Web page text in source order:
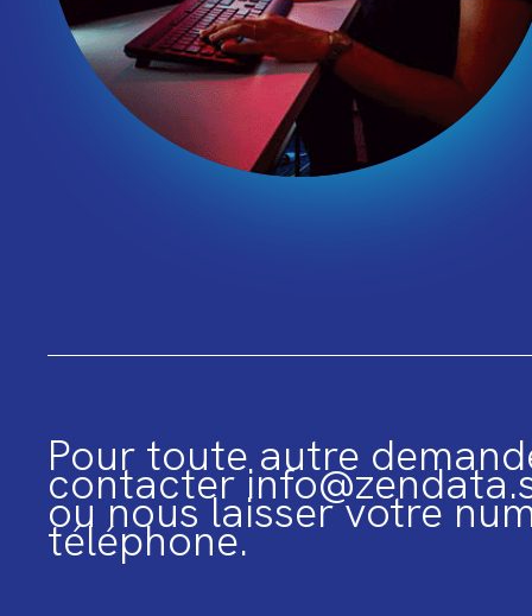
Pour toute autre
contacter
ou nous laisser votre
téléphone.